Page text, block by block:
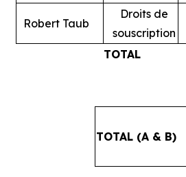
Robert Taub
Droits de
souscription
TOTAL
TOTAL (A & B)